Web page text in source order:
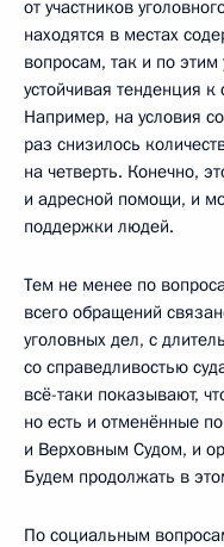
от участников
находятся в местах
вопросам, так и по этим
устойчивая тенденция
Например, на условия
раз снизилось
на четверть. Конечно,
и адресной помощи, и
поддержки людей.
Тем не менее по
всего обращений
уголовных дел, с
со справедливостью
всё-таки показывают,
но есть и отменённые
и Верховным Судом, и
Будем продолжать в
По социальным